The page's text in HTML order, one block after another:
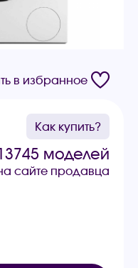
в избранное
Как купить?
моделей
сайте продавца